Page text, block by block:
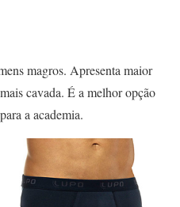
magros. Apresenta maior
cavada. É a melhor opção
a academia.